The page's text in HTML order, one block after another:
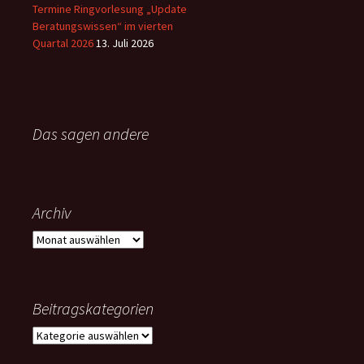
Termine Ringvorlesung „Update
Beratungswissen“ im vierten
Quartal 202613. Juli 2026
Das sagen andere
Archiv
Archiv
Beitragskategorien
Beitragskategorien